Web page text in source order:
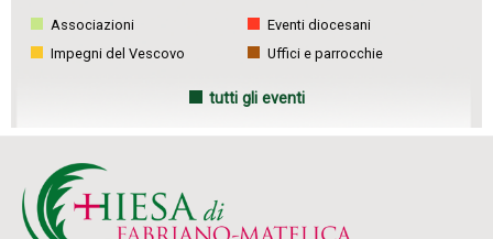
Associazioni
Eventi diocesani
Impegni del Vescovo
Uffici e parrocchie
tutti gli eventi